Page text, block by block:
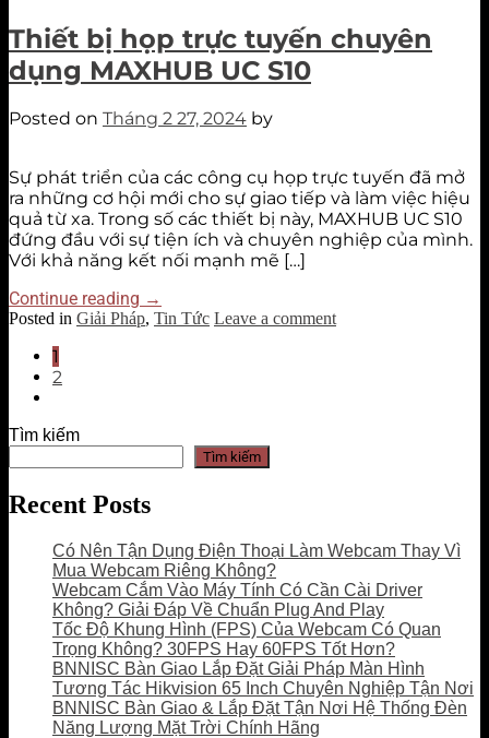
Thiết bị họp trực tuyến chuyên
dụng MAXHUB UC S10
Posted on Tháng 2 27, 2024 by
Sự phát triển của các công cụ họp trực tuyến đã mở
ra những cơ hội mới cho sự giao tiếp và làm việc hiệu
quả từ xa. Trong số các thiết bị này, MAXHUB UC S10
đứng đầu với sự tiện ích và chuyên nghiệp của mình.
Với khả năng kết nối mạnh mẽ […]
Continue reading →
Posted in Giải Pháp, Tin Tức Leave a comment
1
2
Tìm kiếm
Tìm kiếm
Recent Posts
Có Nên Tận Dụng Điện Thoại Làm Webcam Thay Vì
Mua Webcam Riêng Không?
Webcam Cắm Vào Máy Tính Có Cần Cài Driver
Không? Giải Đáp Về Chuẩn Plug And Play
Tốc Độ Khung Hình (FPS) Của Webcam Có Quan
Trọng Không? 30FPS Hay 60FPS Tốt Hơn?
BNNISC Bàn Giao Lắp Đặt Giải Pháp Màn Hình
Tương Tác Hikvision 65 Inch Chuyên Nghiệp Tận Nơi
BNNISC Bàn Giao & Lắp Đặt Tận Nơi Hệ Thống Đèn
Năng Lượng Mặt Trời Chính Hãng